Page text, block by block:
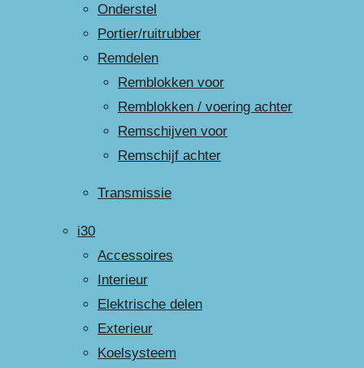
Onderstel
Portier/ruitrubber
Remdelen
Remblokken voor
Remblokken / voering achter
Remschijven voor
Remschijf achter
Transmissie
i30
Accessoires
Interieur
Elektrische delen
Exterieur
Koelsysteem